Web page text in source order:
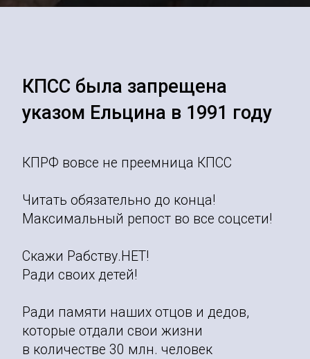
КПСС была запрещена
указом Ельцина в 1991 году
КПРФ вовсе не преемница КПСС
Читать обязательно до конца!
Максимальный репост во все соцсети!
Скажи Рабству.НЕТ!
Ради своих детей!
Ради памяти наших отцов и дедов,
которые отдали свои жизни
в количестве 30 млн. человек